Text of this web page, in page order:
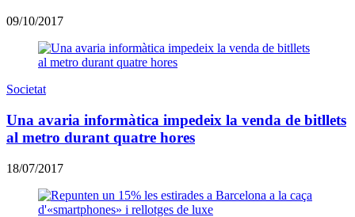
09/10/2017
Societat
Una avaria informàtica impedeix la venda de bitllets
al metro durant quatre hores
18/07/2017